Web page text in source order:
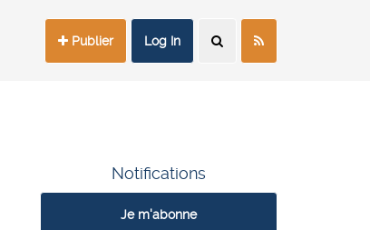
Publier Log In
Notifications
Je m'abonne